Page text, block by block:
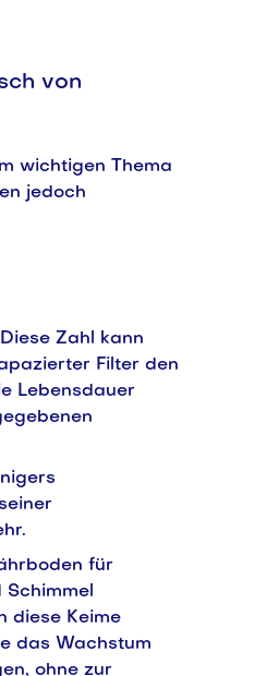
von
wichtigen Thema
jedoch
Zahl kann
Filter den
Lebensdauer
für
diese Keime
das Wachstum
ohne zur